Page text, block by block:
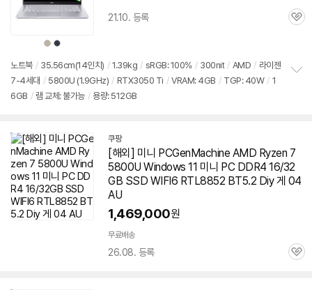
상
품
상
상
품
상
21.10. 등록
관
노트북 / 35.56cm(14인치) / 1.39kg / sRGB: 100% / 300nit / AMD / 라이젠
7-4세대 / 5800U (1.9GHz) / RTX3050 Ti / VRAM: 4GB / TGP: 40W / 1
6GB / 램 교체: 불가능 / 용량: 512GB
쿠팡
[해외] 미니 PCGenMachine AMD Ryzen 7
5800U Windows 11 미니 PC DDR4 16/32
GB SSD WIFI6 RTL8852 BT5.2 Diy 게 04
AU
1,469,000원
무료배송
26.08. 등록
관